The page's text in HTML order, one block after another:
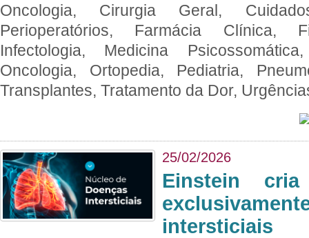
Oncologia, Cirurgia Geral,
Perioperatórios, Farmácia Clínica,
Infectologia, Medicina
Oncologia, Ortopedia, Pediatria,
Transplantes, Tratamento da Dor,
25/02/2026
Einstein
intersticiais